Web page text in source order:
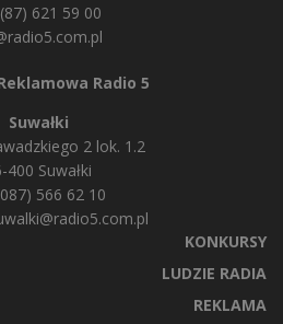
621 59 00
Radio 5
Suwałki
2 lok. 1.2
400 Suwałki
566 62 10
KONKURSY
LUDZIE RADIA
REKLAMA